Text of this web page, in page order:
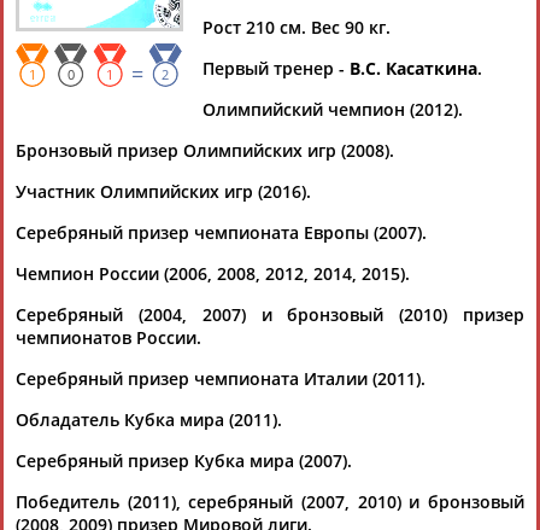
Александр
Ваш запрос: "Александр ВОЛКОВ"
Документы 1-10 из 17 найденных уникальных документов
1
"Белогорье" возглавил олимпийский чемпион Александр
Волков
Олимпийский чемпион
завершивший карьеру волейболиста, стал новым главным
чемпионате страны в минувшем сезоне.
(Проект:Информационное агентство СТАДИОН )
1 0 1 = 2
Рост 210 см. Вес 90 кг.
Первый тренер - В.С. Касаткина.
Олимпийский чемпион (2012).
Бронзовый призер Олимпийских игр (2008).
Участник Олимпийских игр (2016).
Серебряный призер чемпионата Европы (2007).
Чемпион России (2006, 2008, 2012, 2014, 2015).
Серебряный (2004, 2007) и бронзовый (2010) призер
чемпионатов России.
Серебряный призер чемпионата Италии (2011).
Обладатель Кубка мира (2011).
Серебряный призер Кубка мира (2007).
Победитель (2011), серебряный (2007, 2010) и бронзовый
(2008, 2009) призер Мировой лиги.